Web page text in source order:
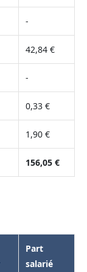
-
42,84 €
-
0,33 €
1,90 €
156,05 €
Part
salarié